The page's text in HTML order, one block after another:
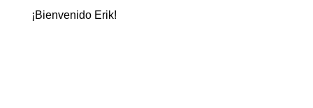
¡Bienvenido Erik!